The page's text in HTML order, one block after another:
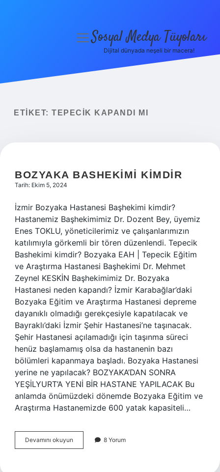
Yasal Uyarı
menüyüSosyal Medya Tüyoları
Dijital dünyada neşeli bir macera!
ETIKET: TEPECIK KAPANDI MI
BOZYAKA BASHEKIMI KIMDIR
Tarih: Ekim 5, 2024
İzmir Bozyaka Hastanesi Başhekimi kimdir?
Hastanemiz Başhekimimiz Dr. Dozent Bey, üyemiz
Enes TOKLU, yöneticilerimiz ve çalışanlarımızın
katılımıyla görkemli bir tören düzenlendi. Tepecik
Bashekimi kimdir? Bozyaka EAH | Tepecik Eğitim
ve Araştırma Hastanesi Başhekimi Dr. Mehmet
Zeynel KESKİN Başhekimimiz Dr. Bozyaka
Hastanesi neden kapandı? İzmir Karabağlar’daki
Bozyaka Eğitim ve Araştırma Hastanesi depreme
dayanıklı olmadığı gerekçesiyle kapatılacak ve
Bayraklı’daki İzmir Şehir Hastanesi’ne taşınacak.
Şehir Hastanesi açılamadığı için taşınma süreci
henüz başlamamış olsa da hastanenin bazı
bölümleri kapanmaya başladı. Bozyaka Hastanesi
yerine ne yapılacak? BOZYAKA’DAN SONRA
YEŞİLYURT’A YENİ BİR HASTANE YAPILACAK Bu
anlamda önümüzdeki dönemde Bozyaka Eğitim ve
Araştırma Hastanemizde 600 yatak kapasiteli…
Devamını okuyun Bozyaka
Bashekimi
8 Yorum